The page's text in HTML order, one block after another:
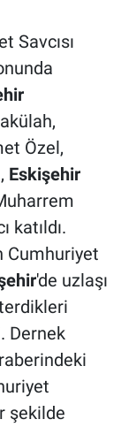
Savcısı
Özel,
Eskişehir
katıldı.
Cumhuriyet
'de uzlaşı
Dernek
şekilde